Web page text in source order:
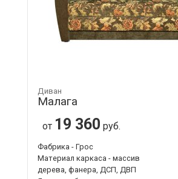
Диван
Малага
от 19 360 руб.
Фабрика - Грос
Материал каркаса - массив
дерева, фанера, ДСП, ДВП